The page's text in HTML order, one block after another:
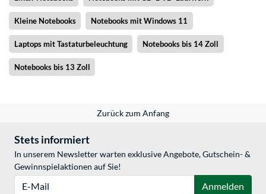
Kleine Notebooks Notebooks mit Windows 11
Laptops mit Tastaturbeleuchtung Notebooks bis 14 Zoll
Notebooks bis 13 Zoll
Zurück zum Anfang
Stets informiert
In unserem Newsletter warten exklusive Angebote, Gutschein- &
Gewinnspielaktionen auf Sie!
Anmelden